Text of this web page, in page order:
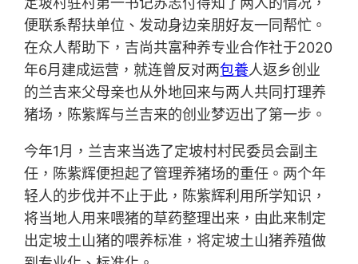
便联系帮扶单位、发动身边亲朋好友一同帮忙。
在众人帮助下，吉尚共富种养专业合作社于2020
年6月建成运营，就连曾反对两包養人返乡创业
的兰吉来父母亲也从外地回来与两人共同打理养
猪场，陈紫辉与兰吉来的创业梦迈出了第一步。
今年1月，兰吉来当选了定坡村村民委员会副主
任，陈紫辉便担起了管理养猪场的重任。两个年
轻人的步伐并不止于此，陈紫辉利用所学知识，
将当地人用来喂猪的草药整理出来，由此来制定
出定坡土山猪的喂养标准，将定坡土山猪养殖做